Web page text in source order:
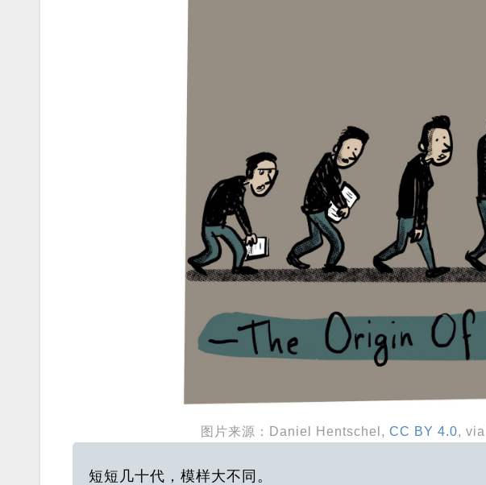
图片来源：Daniel Hentschel,CC BY 4.0,
短短几十代，模样大不同。